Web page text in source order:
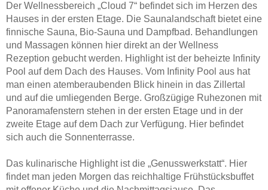
Der Wellnessbereich „Cloud 7“ befindet sich im Herzen des
Hauses in der ersten Etage. Die Saunalandschaft bietet eine
finnische Sauna, Bio-Sauna und Dampfbad. Behandlungen
und Massagen können hier direkt an der Wellness
Rezeption gebucht werden. Highlight ist der beheizte Infinity
Pool auf dem Dach des Hauses. Vom Infinity Pool aus hat
man einen atemberaubenden Blick hinein in das Zillertal
und auf die umliegenden Berge. Großzügige Ruhezonen mit
Panoramafenstern stehen in der ersten Etage und in der
zweite Etage auf dem Dach zur Verfügung. Hier befindet
sich auch die Sonnenterrasse.
Das kulinarische Highlight ist die „Genusswerkstatt“. Hier
findet man jeden Morgen das reichhaltige Frühstücksbuffet